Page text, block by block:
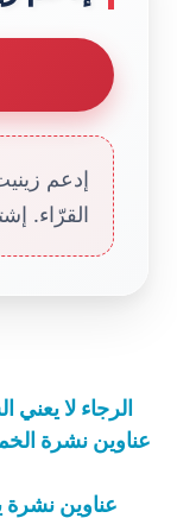
إدعم
القرّاء.
الرجاء لا يعني